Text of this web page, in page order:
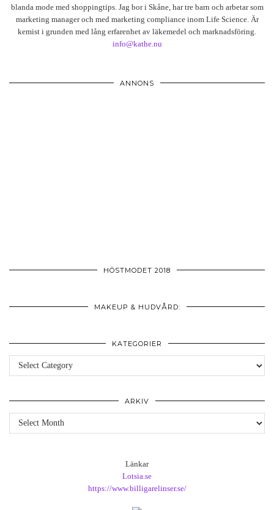
blanda mode med shoppingtips. Jag bor i Skåne, har tre barn och arbetar som
marketing manager och med marketing compliance inom Life Science. Är
kemist i grunden med lång erfarenhet av läkemedel och marknadsföring.
info@kathe.nu
ANNONS
HÖSTMODET 2018
MAKEUP & HUDVÅRD:
KATEGORIER
Kategorier
ARKIV
Arkiv
Länkar
Lotsia.se
https://www.billigarelinser.se/